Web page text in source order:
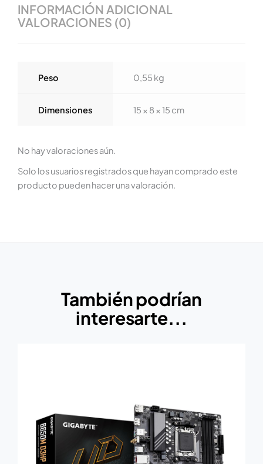
INFORMACIÓN ADICIONAL
VALORACIONES (0)
Peso 0,55 kg
Dimensiones 15 × 8 × 15 cm
No hay valoraciones aún.
Solo los usuarios registrados que hayan comprado este
producto pueden hacer una valoración.
También podrían
interesarte...